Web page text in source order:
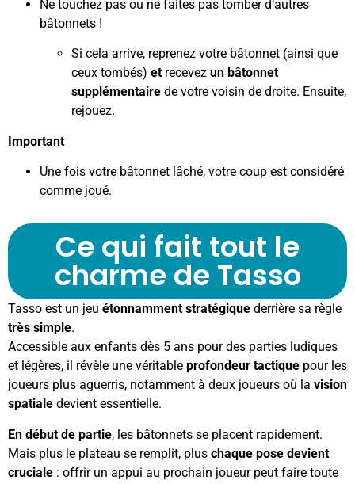
Ne touchez pas ou ne faites pas tomber d’autres
bâtonnets !
Si cela arrive, reprenez votre bâtonnet (ainsi que
ceux tombés) et recevez un bâtonnet
supplémentaire de votre voisin de droite. Ensuite,
rejouez.
Important
Une fois votre bâtonnet lâché, votre coup est considéré
comme joué.
Ce qui fait tout le
charme de Tasso
Tasso est un jeu étonnamment stratégique derrière sa règle
très simple.
Accessible aux enfants dès 5 ans pour des parties ludiques
et légères, il révèle une véritable profondeur tactique pour les
joueurs plus aguerris, notamment à deux joueurs où la vision
spatiale devient essentielle.
En début de partie, les bâtonnets se placent rapidement.
Mais plus le plateau se remplit, plus chaque pose devient
cruciale : offrir un appui au prochain joueur peut faire toute